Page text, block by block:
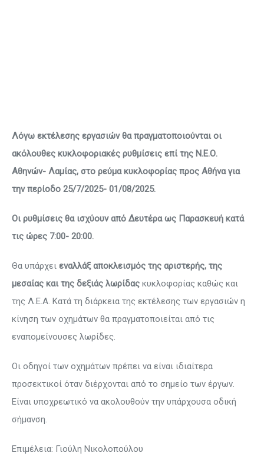
Λόγω εκτέλεσης εργασιών θα πραγματοποιούνται οι
ακόλουθες κυκλοφοριακές ρυθμίσεις επί της Ν.Ε.Ο.
Αθηνών- Λαμίας, στο ρεύμα κυκλοφορίας προς Αθήνα για
την περίοδο 25/7/2025- 01/08/2025.
Οι ρυθμίσεις θα ισχύουν από Δευτέρα ως Παρασκευή κατά
τις ώρες 7:00- 20:00.
Θα υπάρχει εναλλάξ αποκλεισμός της αριστερής, της
μεσαίας και της δεξιάς λωρίδας κυκλοφορίας καθώς και
της Λ.Ε.Α. Κατά τη διάρκεια της εκτέλεσης των εργασιών η
κίνηση των οχημάτων θα πραγματοποιείται από τις
εναπομείνουσες λωρίδες.
Οι οδηγοί των οχημάτων πρέπει να είναι ιδιαίτερα
προσεκτικοί όταν διέρχονται από το σημείο των έργων.
Είναι υποχρεωτικό να ακολουθούν την υπάρχουσα οδική
σήμανση.
Επιμέλεια: Γιούλη Νικολοπούλου